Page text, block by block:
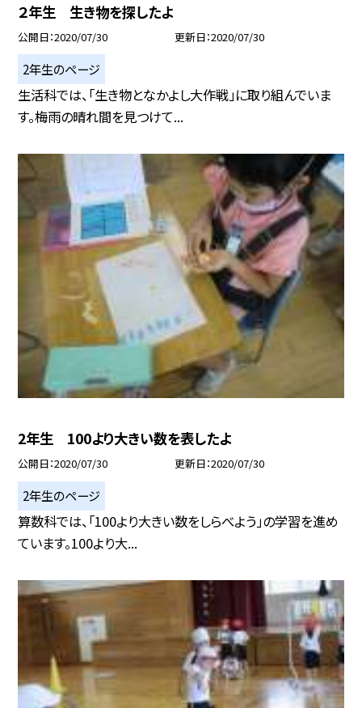
２年生 生き物を探したよ
公開日 2020/07/30 更新日 2020/07/30
2年生のページ
生活科では、「生き物となかよし大作戦」に取り組んでいま
す。梅雨の晴れ間を見つけて...
2年生 100より大きい数を表したよ
公開日 2020/07/30 更新日 2020/07/30
2年生のページ
算数科では、「100より大きい数をしらべよう」の学習を進め
ています。100より大...